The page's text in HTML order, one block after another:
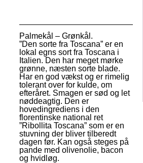
Palmekål – Grønkål.
”Den sorte fra Toscana” er en
lokal egns sort fra Toscana i
Italien. Den har meget mørke
grønne, næsten sorte blade.
Har en god vækst og er rimelig
tolerant over for kulde, om
efteråret. Smagen er sød og let
nøddeagtig. Den er
hovedingrediens i den
florentinske national ret
”Ribollita Toscana” som er en
stuvning der bliver tilberedt
dagen før. Kan også steges på
pande med olivenolie, bacon
og hvidløg.